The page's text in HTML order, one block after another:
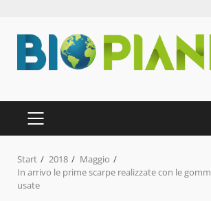
Inhalt
springen
PRIMÄRES
MENÜ
Start 2018
Maggio
In arrivo le prime scarpe realizzate con le
usate